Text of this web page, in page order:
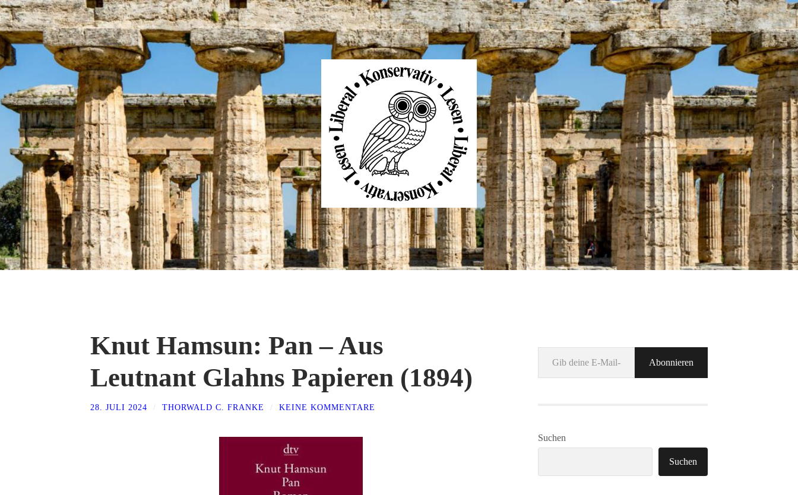
Liberal
Konservativ
Lesen
Knut Hamsun: Pan – Aus
Leutnant Glahns Papieren (1894)
28. JULI 2024 THORWALD C. FRANKE KEINE KOMMENTARE
Gib deine E-Mail-Adresse ein ...
Abonnieren
Suchen
Suchen